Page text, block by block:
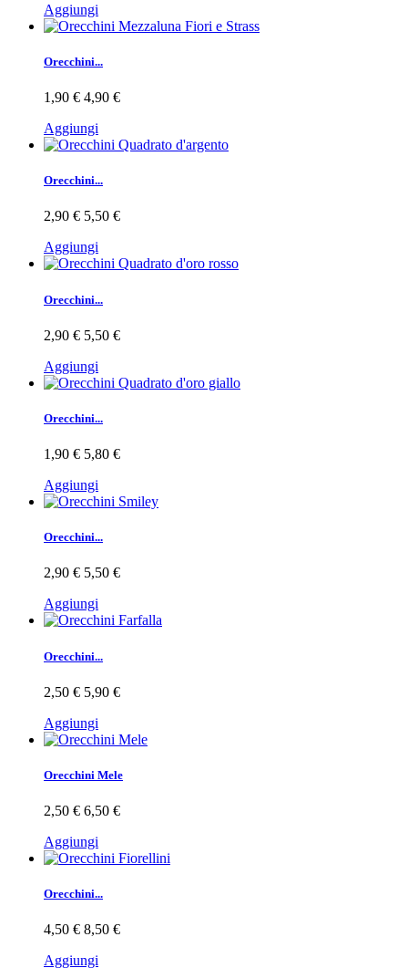
Aggiungi
Orecchini...
1,90 € 4,90 €
Aggiungi
Orecchini...
2,90 € 5,50 €
Aggiungi
Orecchini...
2,90 € 5,50 €
Aggiungi
Orecchini...
1,90 € 5,80 €
Aggiungi
Orecchini...
2,90 € 5,50 €
Aggiungi
Orecchini...
2,50 € 5,90 €
Aggiungi
Orecchini Mele
2,50 € 6,50 €
Aggiungi
Orecchini...
4,50 € 8,50 €
Aggiungi